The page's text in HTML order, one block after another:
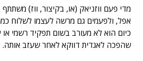
מדי פעם ווזניאק (או, בקיצור, ווז)
אפל, ולפעמים גם מרשה לעצמו לשלוח
כיום הוא לא מעורב בשום תפקיד רשמי או
שהפכה לאגדית דווקא לאחר שעזב אותה.